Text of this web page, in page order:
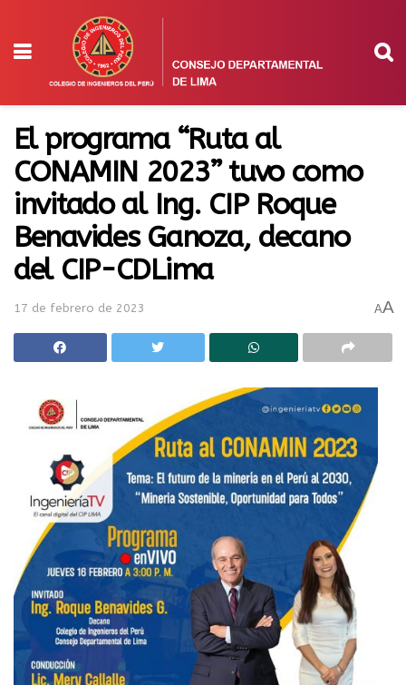
El programa “Ruta al
CONAMIN 2023” tuvo como
invitado al Ing. CIP Roque
Benavides Ganoza, decano
del CIP-CDLima
17 de febrero de 2023 AA